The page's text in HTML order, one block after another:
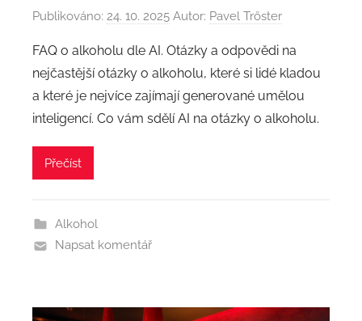
Publikováno: 24. 10. 2025 Autor: Pavel Trőster
FAQ o alkoholu dle AI. Otázky a odpovědi na
nejčastější otázky o alkoholu, které si lidé kladou
a které je nejvíce zajímají generované umělou
inteligencí. Co vám sdělí AI na otázky o alkoholu.
Přečíst
Alkohol
Napsat komentář